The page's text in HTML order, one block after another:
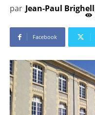
par Jean-Paul
Facebook